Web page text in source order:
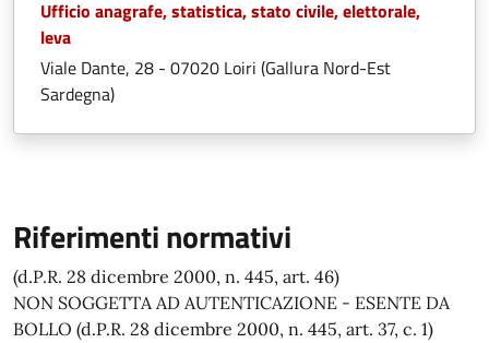
Ufficio anagrafe, statistica, stato civile, elettorale,
leva
Viale Dante, 28 - 07020 Loiri (Gallura Nord-Est
Sardegna)
Riferimenti normativi
(d.P.R. 28 dicembre 2000, n. 445, art. 46)
NON SOGGETTA AD AUTENTICAZIONE - ESENTE DA
BOLLO (d.P.R. 28 dicembre 2000, n. 445, art. 37, c. 1)